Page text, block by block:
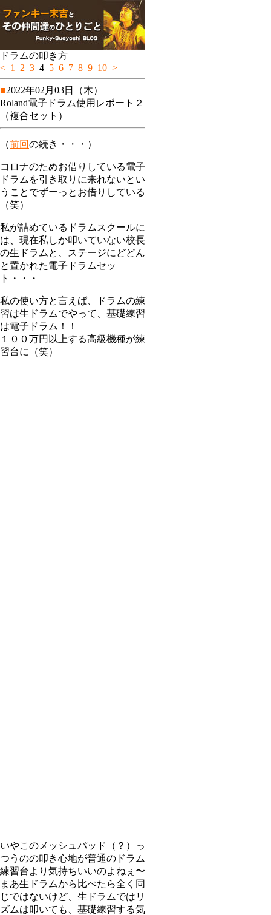
ドラムの叩き方
< 1 2 3 4 5 6 7 8 9 10 >
■2022年02月03日（木）
Roland電子ドラム使用レポート２
（複合セット）
（前回の続き・・・）
コロナのためお借りしている電子
ドラムを引き取りに来れないとい
うことでずーっとお借りしている
（笑）
私が詰めているドラムスクールに
は、現在私しか叩いていない校長
の生ドラムと、ステージにどどん
と置かれた電子ドラムセッ
ト・・・
私の使い方と言えば、ドラムの練
習は生ドラムでやって、基礎練習
は電子ドラム！！
１００万円以上する高級機種が練
習台に（笑）
いやこのメッシュパッド（？）っ
つうのの叩き心地が普通のドラム
練習台より気持ちいいのよねぇ〜
まあ生ドラムから比べたら全く同
じではないけど、生ドラムではリ
ズムは叩いても、基礎練習する気